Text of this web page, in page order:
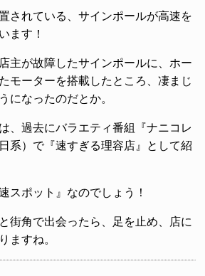
されている、サインポールが高速を
ます！
主が故障したサインポールに、ホー
モーターを搭載したところ、凄まじ
になったのだとか。
、過去にバラエティ番組『ナニコレ
系）で『速すぎる理容店』として紹
スポット』なのでしょう！
街角で出会ったら、足を止め、店に
ますね。